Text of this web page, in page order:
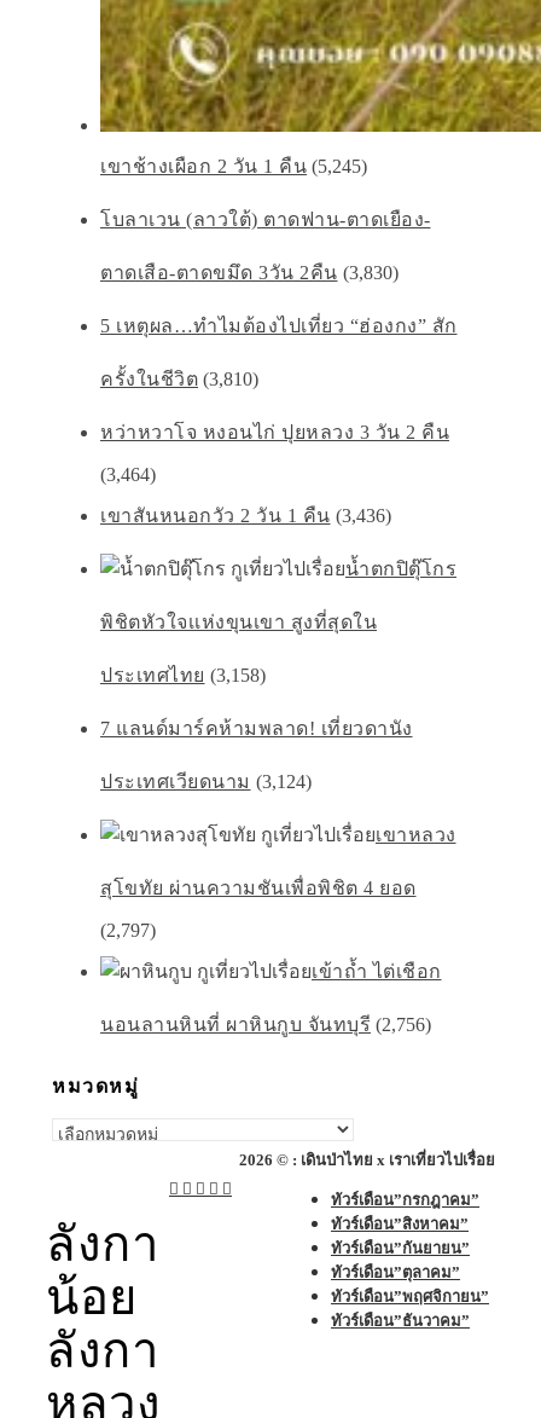
เขาช้างเผือก 2 วัน 1 คืน (5,245)
โบลาเวน (ลาวใต้) ตาดฟาน-ตาดเยือง-
ตาดเสือ-ตาดขมึด 3วัน 2คืน (3,830)
5 เหตุผล…ทำไมต้องไปเที่ยว “ฮ่องกง” สัก
ครั้งในชีวิต (3,810)
หว่าหวาโจ หงอนไก่ ปุยหลวง 3 วัน 2 คืน
(3,464)
เขาสันหนอกวัว 2 วัน 1 คืน (3,436)
น้ำตกปิตุ๊โกร
พิชิตหัวใจเเห่งขุนเขา สูงที่สุดใน
ประเทศไทย (3,158)
7 แลนด์มาร์คห้ามพลาด! เที่ยวดานัง
ประเทศเวียดนาม (3,124)
เขาหลวง
สุโขทัย ผ่านความชันเพื่อพิชิต 4 ยอด
(2,797)
เข้าถ้ำ ไต่เชือก
นอนลานหินที่ ผาหินกูบ จันทบุรี (2,756)
หมวดหมู่
หมวด
ลังกา
น้อย
ลังกา
หลวง
2026 © : เดินป่าไทย x เราเที่ยวไปเรื่อย
ทัวร์เดือน”กรกฎาคม”
ทัวร์เดือน”สิงหาคม”
ทัวร์เดือน”กันยายน”
ทัวร์เดือน”ตุลาคม”
ทัวร์เดือน”พฤศจิกายน”
ทัวร์เดือน”ธันวาคม”